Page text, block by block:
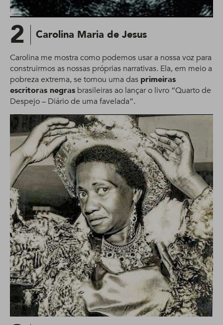
2 Carolina Maria de Jesus
Carolina me mostra como podemos usar a nossa voz para
construirmos as nossas próprias narrativas. Ela, em meio a
pobreza extrema, se tornou uma das primeiras
escritoras negras brasileiras ao lançar o livro “Quarto de
Despejo – Diário de uma favelada”.